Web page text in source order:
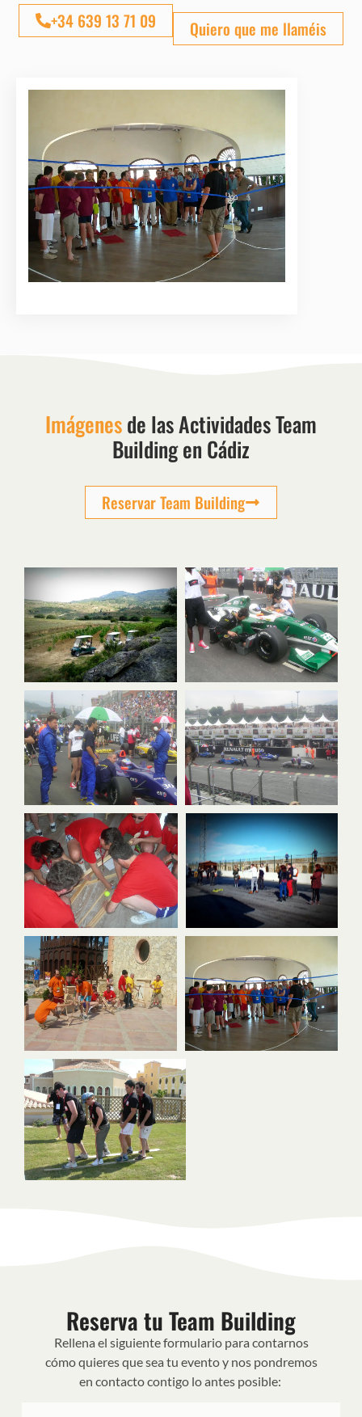
+34 639 13 71 09 Quiero que me llaméis
Imágenesde las Actividades Team
Building en Cádiz
Reservar Team Building
Reserva tu Team Building
Rellena el siguiente formulario para contarnos
cómo quieres que sea tu evento y nos pondremos
en contacto contigo lo antes posible: